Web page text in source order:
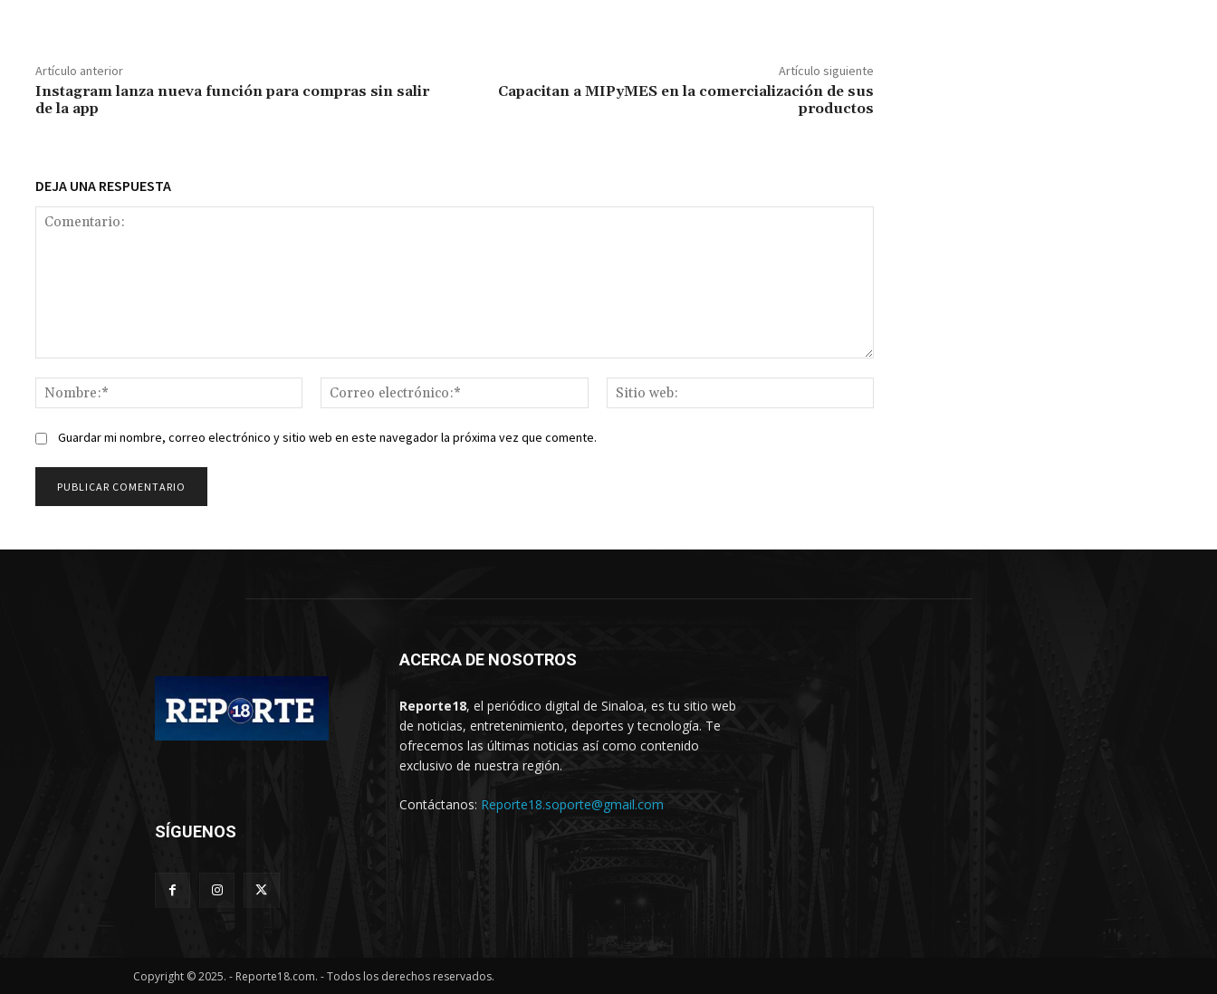
o
o
k
sA
p
ge m Li ar
Artículo anterior
Instagram lanza nueva función para compras sin salir
de la app
Artículo siguiente
Capacitan a MIPyMES en la comercialización de sus
productos
DEJA UNA RESPUESTA
Nombre:*
Correo
electrónico:*
web:
Guardar mi nombre, correo electrónico y sitio web en este navegador la próxima vez que comente.
ACERCA DE NOSOTROS
Reporte18, el periódico digital de Sinaloa, es tu sitio web
de noticias, entretenimiento, deportes y tecnología. Te
ofrecemos las últimas noticias así como contenido
exclusivo de nuestra región.
Contáctanos: Reporte18.soporte@gmail.com
SÍGUENOS
Copyright © 2025. - Reporte18.com. - Todos los derechos reservados.